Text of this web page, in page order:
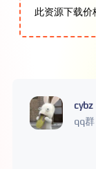
此资源下载价
cybz
qq